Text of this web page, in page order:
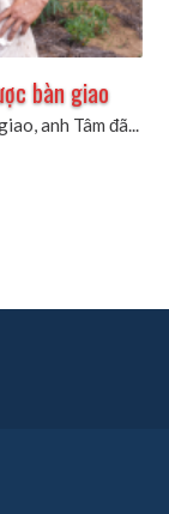
bàn giao
anh Tâm đã...